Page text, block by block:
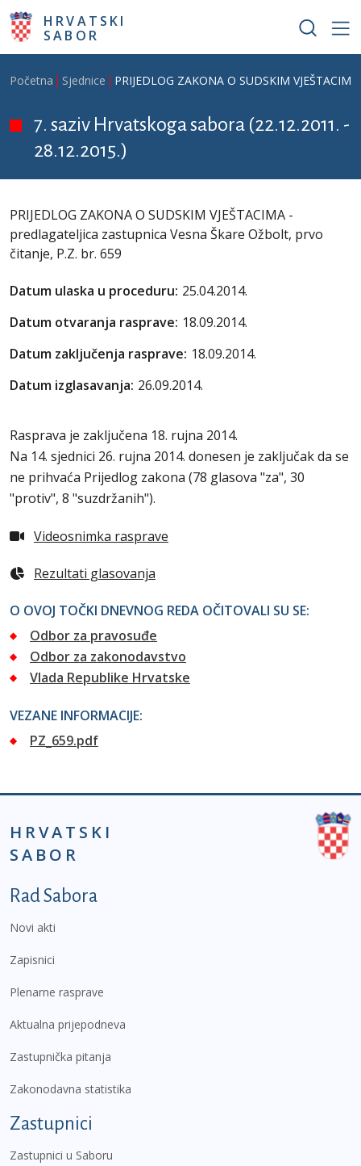
Skoči na glavni sadržaj
HRVATSKI
SABOR
Breadcrumb
Početna Sjednice PRIJEDLOG ZAKONA O SUDSKIM
7. saziv Hrvatskoga sabora (22.12.2011. -
28.12.2015.)
PRIJEDLOG ZAKONA O SUDSKIM VJEŠTACIMA -
predlagateljica zastupnica Vesna Škare Ožbolt, prvo
čitanje, P.Z. br. 659
Datum ulaska u proceduru: 25.04.2014.
Datum otvaranja rasprave: 18.09.2014.
Datum zaključenja rasprave: 18.09.2014.
Datum izglasavanja: 26.09.2014.
Rasprava je zaključena 18. rujna 2014.
Na 14. sjednici 26. rujna 2014. donesen je zaključak da se
ne prihvaća Prijedlog zakona (78 glasova "za", 30
"protiv", 8 "suzdržanih").
Videosnimka rasprave
Rezultati glasovanja
O OVOJ TOČKI DNEVNOG REDA OČITOVALI SU SE:
Odbor za pravosuđe
Odbor za zakonodavstvo
Vlada Republike Hrvatske
VEZANE INFORMACIJE:
PZ_659.pdf
HRVATSKI
SABOR
Podnožje prvi izbornik
Rad Sabora
Novi akti
Zapisnici
Plenarne rasprave
Aktualna prijepodneva
Zastupnička pitanja
Zakonodavna statistika
Zastupnici
Zastupnici u Saboru